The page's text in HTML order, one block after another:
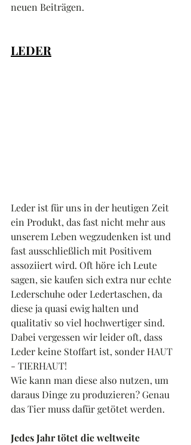
neuen Beiträgen.
LEDER
Leder ist für uns in der heutigen Zeit
ein Produkt, das fast nicht mehr aus
unserem Leben wegzudenken ist und
fast ausschließlich mit Positivem
assoziiert wird. Oft höre ich Leute
sagen, sie kaufen sich extra nur echte
Lederschuhe oder Ledertaschen, da
diese ja quasi ewig halten und
qualitativ so viel hochwertiger sind.
Dabei vergessen wir leider oft, dass
Leder keine Stoffart ist, sonder HAUT
- TIERHAUT!
Wie kann man diese also nutzen, um
daraus Dinge zu produzieren? Genau
das Tier muss dafür getötet werden.
Jedes Jahr tötet die weltweite